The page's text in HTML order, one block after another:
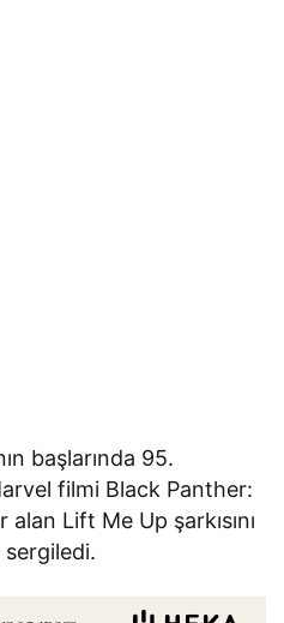
başlarında 95.
filmi Black Panther:
Lift Me Up şarkısını